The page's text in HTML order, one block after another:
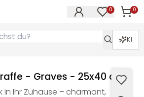
0 0
KI
- Graves - 25x40 cm
in Ihr Zuhause – charmant,